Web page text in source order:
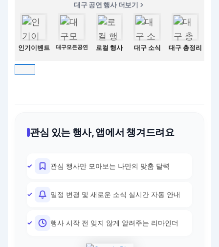
대구 공연 행사 더보기
인기이벤트 대구모든공연 로컬 행사 대구 소식 대구 총정리
관심 있는 행사, 앱에서 챙겨드려요
관심 행사만 모아보는 나만의 맞춤 달력
일정 변경 및 새로운 소식 실시간 자동 안내
행사 시작 전 잊지 않게 알려주는 리마인더